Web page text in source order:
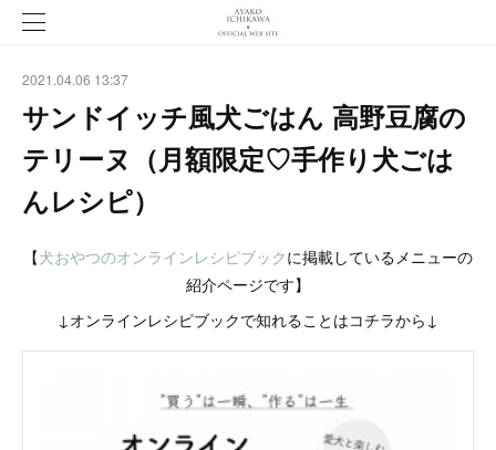
2021.04.06 13:37
サンドイッチ風犬ごはん 高野豆腐の
テリーヌ（月額限定♡手作り犬ごは
んレシピ）
【犬おやつのオンラインレシピブックに掲載しているメニューの
紹介ページです】
↓オンラインレシピブックで知れることはコチラから↓